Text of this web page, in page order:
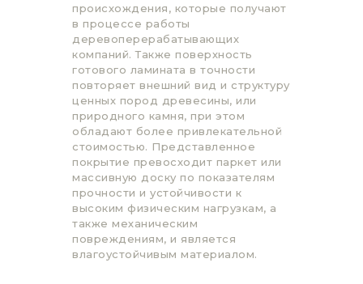
происхождения, которые получают
в процессе работы
деревоперерабатывающих
компаний. Также поверхность
готового ламината в точности
повторяет внешний вид и структуру
ценных пород древесины, или
природного камня, при этом
обладают более привлекательной
стоимостью. Представленное
покрытие превосходит паркет или
массивную доску по показателям
прочности и устойчивости к
высоким физическим нагрузкам, а
также механическим
повреждениям, и является
влагоустойчивым материалом.